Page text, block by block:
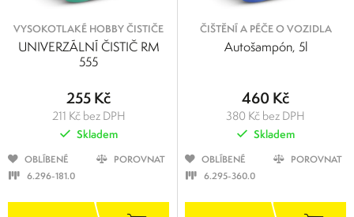
VYSOKOTLAKÉ HOBBY ČISTIČE
UNIVERZÁLNÍ ČISTIČ RM
555
255 Kč
211 Kč bez DPH
Skladem
OBLÍBENÉ
POROVNAT
6.296-181.0
ČIŠTĚNÍ A PÉČE O VOZIDLA
Autošampón, 5l
460 Kč
380 Kč bez DPH
Skladem
OBLÍBENÉ
POROVNAT
6.295-360.0